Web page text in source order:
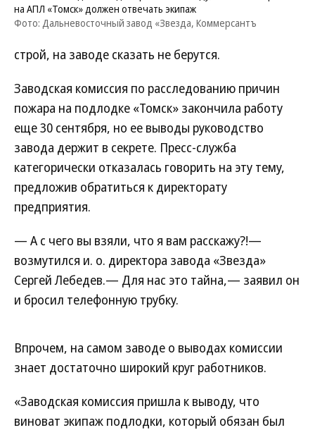
на АПЛ «Томск» должен отвечать экипаж
Фото: Дальневосточный завод «Звезда, Коммерсантъ
строй, на заводе сказать не берутся.
Заводская комиссия по расследованию причин
пожара на подлодке «Томск» закончила работу
еще 30 сентября, но ее выводы руководство
завода держит в секрете. Пресс-служба
категорически отказалась говорить на эту тему,
предложив обратиться к директорату
предприятия.
— А с чего вы взяли, что я вам расскажу?!—
возмутился и. о. директора завода «Звезда»
Сергей Лебедев.— Для нас это тайна,— заявил он
и бросил телефонную трубку.
Впрочем, на самом заводе о выводах комиссии
знает достаточно широкий круг работников.
«Заводская комиссия пришла к выводу, что
виноват экипаж подлодки, который обязан был